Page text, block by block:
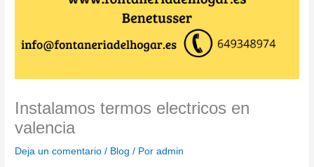
Instalamos termos electricos en
valencia
Deja un comentario / Blog / Poradmin